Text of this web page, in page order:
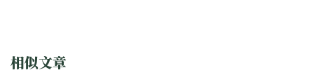
相似文章